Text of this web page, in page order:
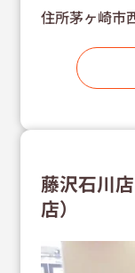
住所茅ヶ崎市
藤沢石川
店）